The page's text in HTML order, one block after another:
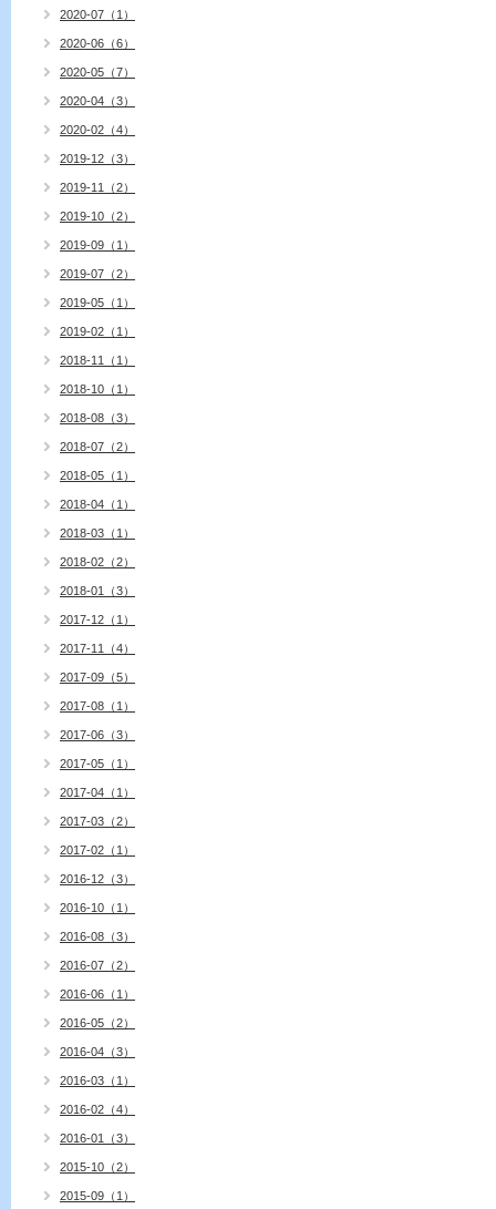
2020-07（1）
2020-06（6）
2020-05（7）
2020-04（3）
2020-02（4）
2019-12（3）
2019-11（2）
2019-10（2）
2019-09（1）
2019-07（2）
2019-05（1）
2019-02（1）
2018-11（1）
2018-10（1）
2018-08（3）
2018-07（2）
2018-05（1）
2018-04（1）
2018-03（1）
2018-02（2）
2018-01（3）
2017-12（1）
2017-11（4）
2017-09（5）
2017-08（1）
2017-06（3）
2017-05（1）
2017-04（1）
2017-03（2）
2017-02（1）
2016-12（3）
2016-10（1）
2016-08（3）
2016-07（2）
2016-06（1）
2016-05（2）
2016-04（3）
2016-03（1）
2016-02（4）
2016-01（3）
2015-10（2）
2015-09（1）